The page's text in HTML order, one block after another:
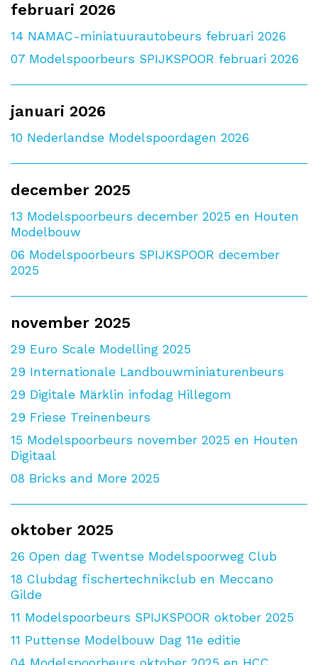
februari 2026
14 NAMAC-miniatuurautobeurs februari 2026
07 Modelspoorbeurs SPIJKSPOOR februari 2026
januari 2026
10 Nederlandse Modelspoordagen 2026
december 2025
13 Modelspoorbeurs december 2025 en Houten
Modelbouw
06 Modelspoorbeurs SPIJKSPOOR december
2025
november 2025
29 Euro Scale Modelling 2025
29 Internationale Landbouwminiaturenbeurs
29 Digitale Märklin infodag Hillegom
29 Friese Treinenbeurs
15 Modelspoorbeurs november 2025 en Houten
Digitaal
08 Bricks and More 2025
oktober 2025
26 Open dag Twentse Modelspoorweg Club
18 Clubdag fischertechnikclub en Meccano
Gilde
11 Modelspoorbeurs SPIJKSPOOR oktober 2025
11 Puttense Modelbouw Dag 11e editie